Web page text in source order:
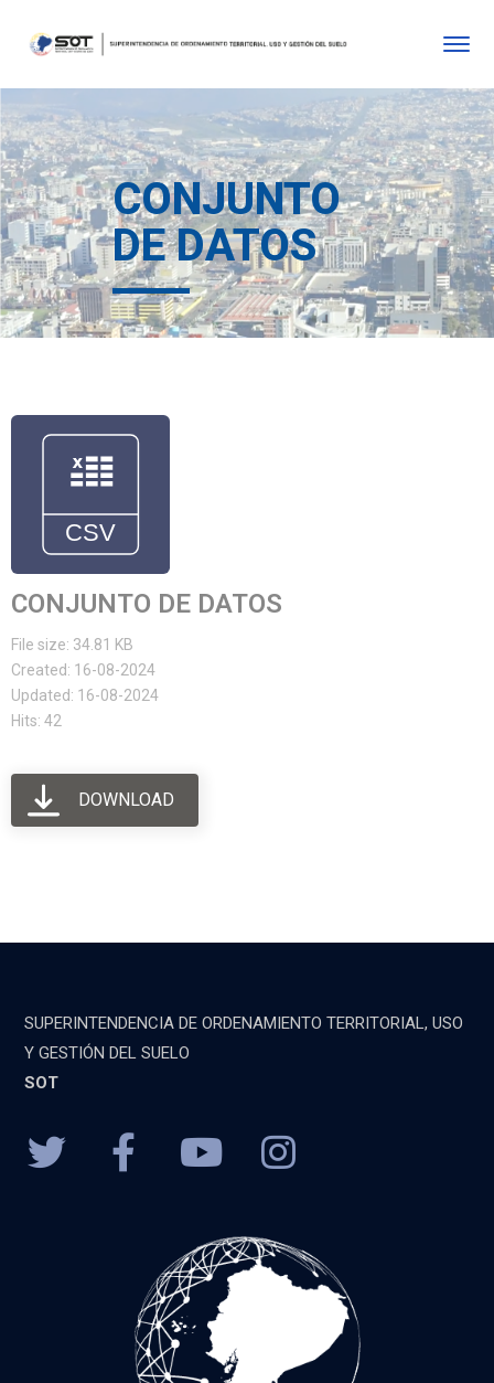
CONJUNTO
DE DATOS
CONJUNTO DE DATOS
File size: 34.81 KB
Created: 16-08-2024
Updated: 16-08-2024
Hits: 42
DOWNLOAD
SUPERINTENDENCIA DE ORDENAMIENTO TERRITORIAL, USO
Y GESTIÓN DEL SUELO
SOT